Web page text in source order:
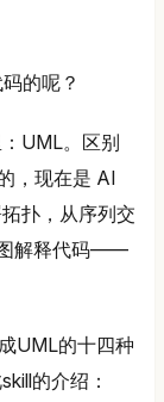
的呢？
UML。区别
，现在是 AI
扑，从序列交
图解释代码——
UML的十四种
的介绍：